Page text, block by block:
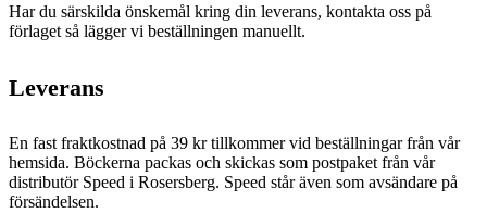
Har du särskilda önskemål kring din leverans, kontakta oss på
förlaget så lägger vi beställningen manuellt.
Leverans
En fast fraktkostnad på 39 kr tillkommer vid beställningar från vår
hemsida. Böckerna packas och skickas som postpaket från vår
distributör Speed i Rosersberg. Speed står även som avsändare på
försändelsen.